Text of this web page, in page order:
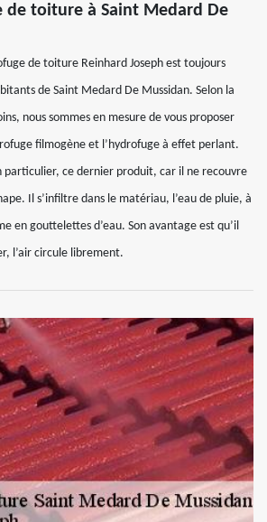
de toiture à Saint Medard De
de toiture Reinhard Joseph est toujours
de Saint Medard De Mussidan. Selon la
nous sommes en mesure de vous proposer
filmogène et l’hydrofuge à effet perlant.
particulier, ce dernier produit, car il ne recouvre
Il s’infiltre dans le matériau, l’eau de pluie, à
en gouttelettes d’eau. Son avantage est qu’il
l’air circule librement.